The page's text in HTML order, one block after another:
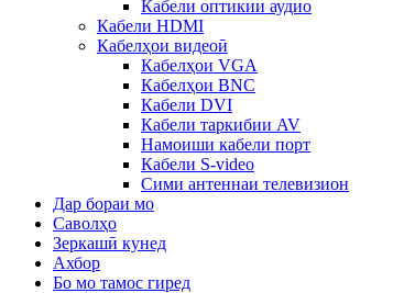
Кабели оптикии аудио
Кабели HDMI
Кабелҳои видеоӣ
Кабелҳои VGA
Кабелҳои BNC
Кабели DVI
Кабели таркибии AV
Намоиши кабели порт
Кабели S-video
Сими антеннаи телевизион
Дар бораи мо
Саволҳо
Зеркашӣ кунед
Ахбор
Бо мо тамос гиред